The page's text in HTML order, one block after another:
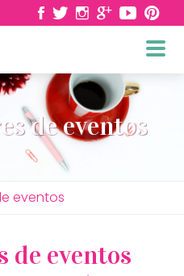
de eventos
eventos
de eventos